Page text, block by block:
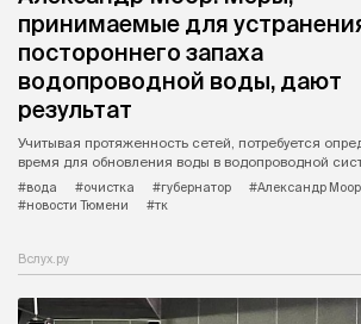
принимаемые для
постороннего запаха
водопроводной воды, дают
результат
Учитывая протяженность сетей, потребуется
время для обновления воды в водопроводной
#вода
#очистка #губернатор #Александр Моор
#новости Тюмени
#тк
Вслух.ру